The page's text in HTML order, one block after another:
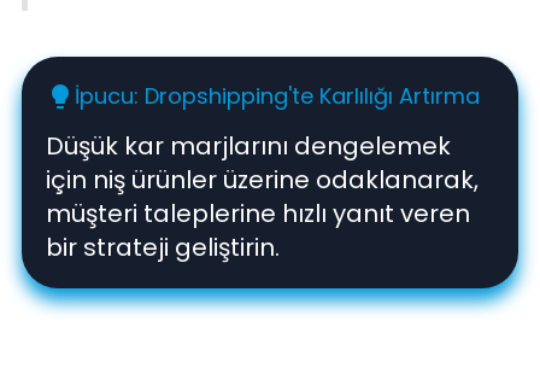
lightbulb İpucu: Dropshipping'te Karlılığı Artırma
Düşük kar marjlarını dengelemek
için niş ürünler üzerine odaklanarak,
müşteri taleplerine hızlı yanıt veren
bir strateji geliştirin.